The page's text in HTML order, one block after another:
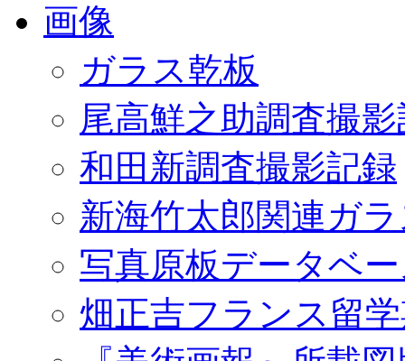
画像
ガラス乾板
尾高鮮之助調査撮
和田新調査撮影記録
新海竹太郎関連ガ
写真原板データベ
畑正吉フランス留